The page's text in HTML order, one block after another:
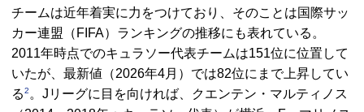
チームは近年着実に力をつけており、そのことは国際サッ
カー連盟（ FIFA）ランキングの推移にも表れている。
2011年時点でのキュラソー代表チームは151位に位置して
いたが、最新値（2026年4月）では82位にまで上昇してい
る2 。Jリーグに目を向ければ、クエンテン・マルティノス